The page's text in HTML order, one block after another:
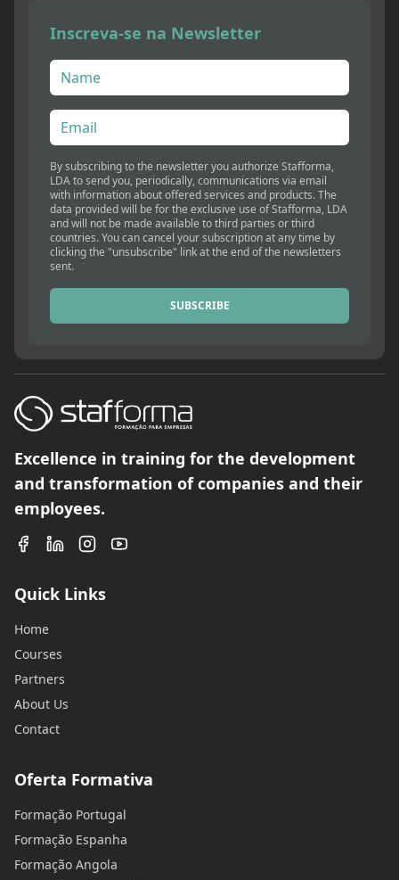
Inscreva-se na Newsletter
By subscribing to the newsletter you authorize Stafforma,
LDA to send you, periodically, communications via email
with information about offered services and products. The
data provided will be for the exclusive use of Stafforma, LDA
and will not be made available to third parties or third
countries. You can cancel your subscription at any time by
clicking the "unsubscribe" link at the end of the newsletters
sent.
SUBSCRIBE
Excellence in training for the development
and transformation of companies and their
employees.
Quick Links
Home
Courses
Partners
About Us
Contact
Oferta Formativa
Formação Portugal
Formação Espanha
Formação Angola